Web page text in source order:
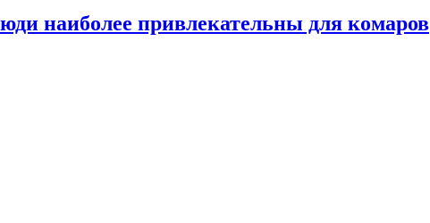
наиболее привлекательны для комаров